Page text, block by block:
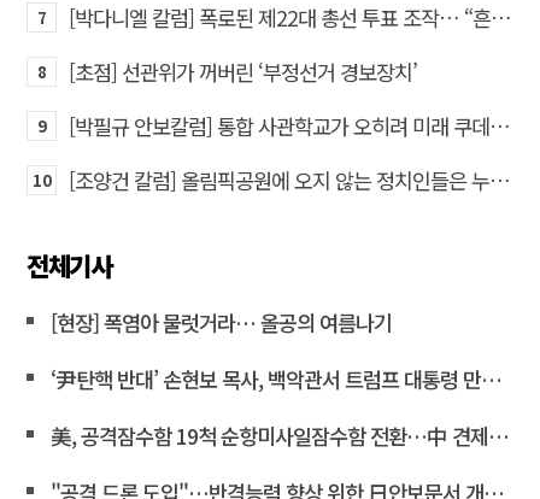
7 [박다니엘 칼럼] 폭로된 제22대 총선 투표 조작… “흔들리는 가짜 국회의원들”
8 [초점] 선관위가 꺼버린 ‘부정선거 경보장치’
9 [박필규 안보칼럼] 통합 사관학교가 오히려 미래 쿠데타의 통로가 되는 이유
10 [조양건 칼럼] 올림픽공원에 오지 않는 정치인들은 누구인가
전체기사
[현장] 폭염아 물럿거라… 올공의 여름나기
‘尹탄핵 반대’ 손현보 목사, 백악관서 트럼프 대통령 만났다
美, 공격잠수함 19척 순항미사일잠수함 전환…中 견제 강화
"공격 드론 도입"…반격능력 향상 위한 日안보문서 개정 윤곽